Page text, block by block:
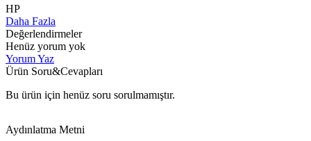
HP
Daha Fazla
Değerlendirmeler
Henüz yorum yok
Yorum Yaz
Ürün Soru&Cevapları
Bu ürün için henüz soru sorulmamıştır.
Aydınlatma Metni